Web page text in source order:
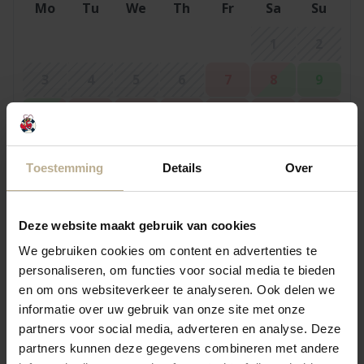
Toestemming Details Over
Deze website maakt gebruik van cookies
We gebruiken cookies om content en advertenties te
personaliseren, om functies voor social media te bieden
en om ons websiteverkeer te analyseren. Ook delen we
informatie over uw gebruik van onze site met onze
partners voor social media, adverteren en analyse. Deze
partners kunnen deze gegevens combineren met andere
Mo Tu We Th Fr Sa
Su
17
18 19 20 21 22
23
24
25 26 27 28 30
31
September 2026
Mo Tu We Th Fr Sa
1 2 3 4 5 6